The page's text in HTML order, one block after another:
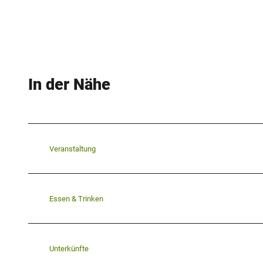
In der Nähe
Veranstaltung
Essen & Trinken
Unterkünfte